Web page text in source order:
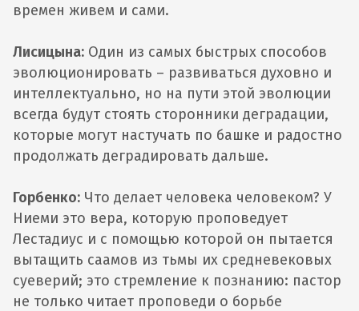
времен живем и сами.
Лисицына: Один из самых быстрых способов
эволюционировать – развиваться духовно и
интеллектуально, но на пути этой эволюции
всегда будут стоять сторонники деградации,
которые могут настучать по башке и радостно
продолжать деградировать дальше.
Горбенко: Что делает человека человеком? У
Ниеми это вера, которую проповедует
Лестадиус и с помощью которой он пытается
вытащить саамов из тьмы их средневековых
суеверий; это стремление к познанию: пастор
не только читает проповеди о борьбе